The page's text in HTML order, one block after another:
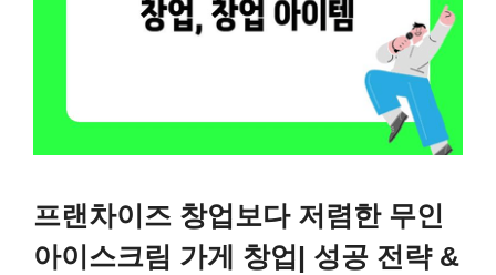
프랜차이즈 창업보다 저렴한 무인
아이스크림 가게 창업| 성공 전략 &